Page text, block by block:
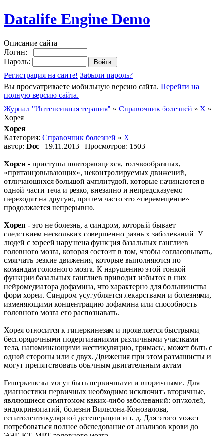
Datalife Engine Demo
Описание сайта
Логин:
Пароль:
Регистрация на сайте! Забыли пароль?
Вы просматриваете мобильную версию сайта. Перейти на
полную версию сайта.
Журнал "Интенсивная терапия" » Справочник болезней » Х »
Хорея
Хорея
Категория: Справочник болезней » Х
автор: Doc | 19.11.2013 | Просмотров: 1503
Хорея - приступы повторяющихся, толчкообразных,
«пританцовывающих», неконтролируемых движений,
отличающихся большой амплитудой, которые начинаются в
одной части тела и резко, внезапно и непредсказуемо
переходят на другую, причем часто это «перемещение»
продолжается непрерывно.
Хорея - это не болезнь, а синдром, который бывает
следствием нескольких совершенно разных заболеваний. У
людей с хореей нарушена функция базальных ганглиев
головного мозга, которая состоит в том, чтобы согласовывать,
смягчать резкие движения, которые выполняются по
командам головного мозга. К нарушению этой тонкой
функции базальных ганглиев приводит избыток в них
нейромедиатора дофамина, что характерно для большинства
форм хореи. Синдром усугубляется лекарствами и болезнями,
изменяющими концентрацию дофамина или способность
головного мозга его распознавать.
Хорея относится к гиперкинезам и проявляется быстрыми,
беспорядочными подергиваниями различными участками
тела, напоминающими жестикуляцию, гримасы, может быть с
одной стороны или с двух. Движения при этом размашисты и
могут препятствовать обычным двигательным актам.
Гиперкинезы могут быть первичными и вторичными. Для
диагностики первичных необходимо исключить вторичные,
являющиеся симптомом каких-либо заболеваний: опухолей,
эндокринопатий, болезни Вильсона-Коновалова,
гепатолентикулярной дегенерации и т. д. Для этого может
потребоваться полное обследование от анализов крови до